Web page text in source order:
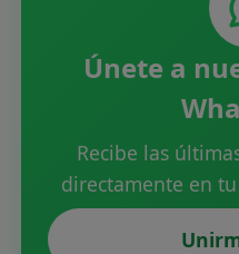
Únete a
Recibe las
directamente en